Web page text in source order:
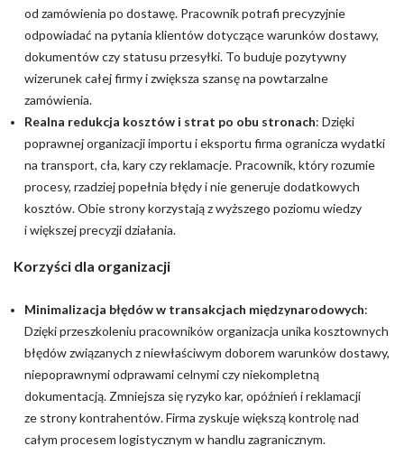
od zamówienia po dostawę. Pracownik potrafi precyzyjnie
odpowiadać na pytania klientów dotyczące warunków dostawy,
dokumentów czy statusu przesyłki. To buduje pozytywny
wizerunek całej firmy i zwiększa szansę na powtarzalne
zamówienia.
Realna redukcja kosztów i strat po obu stronach: Dzięki
poprawnej organizacji importu i eksportu firma ogranicza wydatki
na transport, cła, kary czy reklamacje. Pracownik, który rozumie
procesy, rzadziej popełnia błędy i nie generuje dodatkowych
kosztów. Obie strony korzystają z wyższego poziomu wiedzy
i większej precyzji działania.
Korzyści dla organizacji
Minimalizacja błędów w transakcjach międzynarodowych:
Dzięki przeszkoleniu pracowników organizacja unika kosztownych
błędów związanych z niewłaściwym doborem warunków dostawy,
niepoprawnymi odprawami celnymi czy niekompletną
dokumentacją. Zmniejsza się ryzyko kar, opóźnień i reklamacji
ze strony kontrahentów. Firma zyskuje większą kontrolę nad
całym procesem logistycznym w handlu zagranicznym.